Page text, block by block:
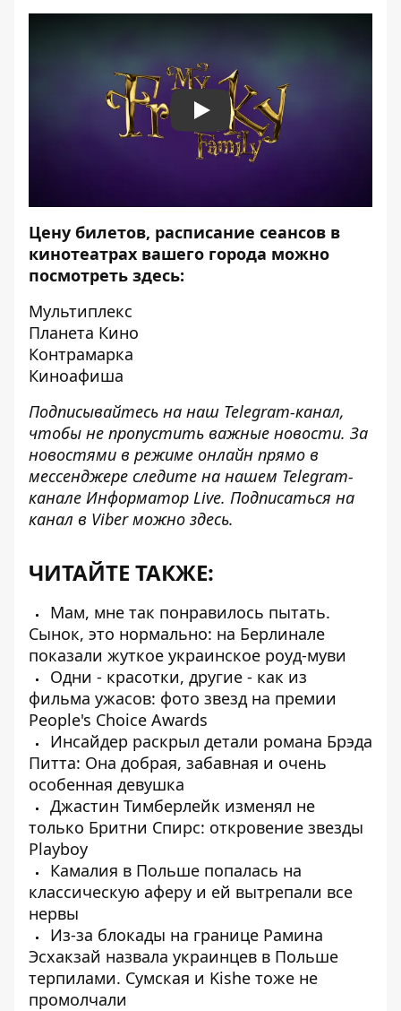
Play
Цену билетов, расписание сеансов в
кинотеатрах вашего города можно
посмотреть здесь:
Мультиплекс
Планета Кино
Контрамарка
Киноафиша
Подписывайтесь на наш Telegram-канал,
чтобы не пропустить важные новости. За
новостями в режиме онлайн прямо в
мессенджере следите на нашем Telegram-
канале Информатор Live. Подписаться на
канал в Viber можно здесь.
ЧИТАЙТЕ ТАКЖЕ:
Мам, мне так понравилось пытать.
Сынок, это нормально: на Берлинале
показали жуткое украинское роуд-муви
Одни - красотки, другие - как из
фильма ужасов: фото звезд на премии
People's Choice Awards
Инсайдер раскрыл детали романа Брэда
Питта: Она добрая, забавная и очень
особенная девушка
Джастин Тимберлейк изменял не
только Бритни Спирс: откровение звезды
Playboy
Камалия в Польше попалась на
классическую аферу и ей вытрепали все
нервы
Из-за блокады на границе Рамина
Эсхакзай назвала украинцев в Польше
терпилами. Сумская и Kishe тоже не
промолчали